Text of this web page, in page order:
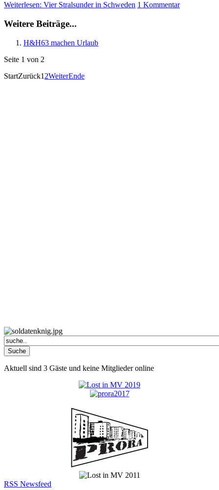
Weiterlesen: Vier Stralsunder in Schweden 1 Kommentar
Weitere Beiträge...
H&H63 machen Urlaub
Seite 1 von 2
StartZurück1 2WeiterEnde
Aktuell sind 3 Gäste und keine Mitglieder online
RSS Newsfeed